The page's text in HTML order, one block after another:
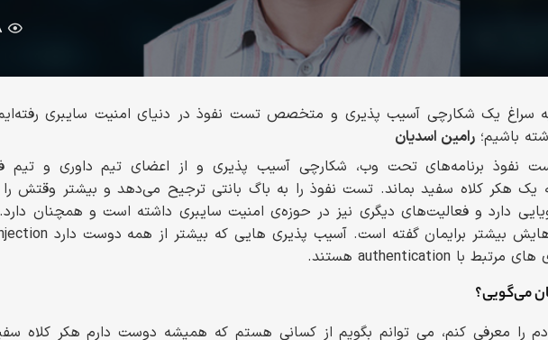
سراغ یک شکارچی آسیب پذیری و متخصص تست نفوذ در دنیای امنیت سایبری رفته‌ایم
باشیم؛ رامین اسدیان
برنامه‌های تحت وب، شکارچی آسیب پذیری و از اعضای تیم داوری و تیم
یک هکر کلاه سفید بماند. تست نفوذ را به باگ بانتی ترجیح می‌دهد و بیشتر وقتش
دارد و فعالیت‌های دیگری نیز در حوزه‌ی امنیت سایبری داشته است و همچنان
می‌گویی؟
را معرفی کنم، می توانم بگویم از کسانی هستم که همیشه دوست دارم هکر کلاه